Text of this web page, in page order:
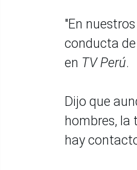
"En
conducta
en TV Perú.
Dijo que
hombres, la
hay